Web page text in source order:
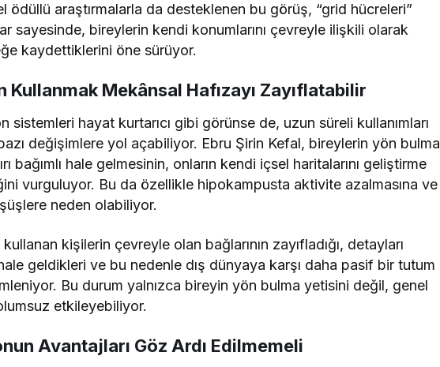
ödüllü araştırmalarla da desteklenen bu görüş, “grid hücreleri”
sayesinde, bireylerin kendi konumlarını çevreyle ilişkili olarak
kaydettiklerini öne sürüyor.
Mekânsal Hafızayı Zayıflatabilir
sistemleri hayat kurtarıcı gibi görünse de, uzun süreli kullanımları
değişimlere yol açabiliyor. Ebru Şirin Kefal, bireylerin yön bulma
bağımlı hale gelmesinin, onların kendi içsel haritalarını geliştirme
vurguluyor. Bu da özellikle hipokampusta aktivite azalmasına ve
neden olabiliyor.
kişilerin çevreyle olan bağlarının zayıfladığı, detayları
geldikleri ve bu nedenle dış dünyaya karşı daha pasif bir tutum
Bu durum yalnızca bireyin yön bulma yetisini değil, genel
etkileyebiliyor.
Avantajları Göz Ardı Edilmemeli